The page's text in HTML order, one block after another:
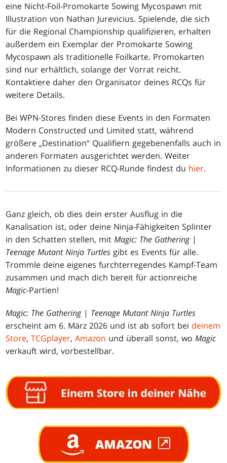
eine Nicht-Foil-Promokarte Sowing Mycospawn mit
Illustration von Nathan Jurevicius. Spielende, die sich
für die Regional Championship qualifizieren, erhalten
außerdem ein Exemplar der Promokarte Sowing
Mycospawn als traditionelle Foilkarte. Promokarten
sind nur erhältlich, solange der Vorrat reicht.
Kontaktiere daher den Organisator deines RCQs für
weitere Details.
Bei WPN-Stores finden diese Events in den Formaten
Modern Constructed und Limited statt, während
größere „Destination“ Qualifiern gegebenenfalls auch in
anderen Formaten ausgerichtet werden. Weiter
Informationen zu dieser RCQ-Runde findest du hier.
Ganz gleich, ob dies dein erster Ausflug in die
Kanalisation ist, oder deine Ninja-Fähigkeiten Splinter
in den Schatten stellen, mitMagic: The Gathering|
Teenage Mutant Ninja Turtles gibt es Events für alle.
Trommle deine eigenes furchterregendes Kampf-Team
zusammen und mach dich bereit für actionreiche
Magic-Partien!
Magic: The Gathering| Teenage Mutant Ninja Turtles
erscheint am 6. März 2026 und ist ab sofort bei deinem
Store,TCGplayer,Amazon und überall sonst, woMagic
verkauft wird, vorbestellbar.